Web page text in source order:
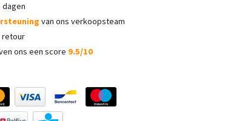
dagen
van ons verkoopsteam
retour
ons een score 9.5/10